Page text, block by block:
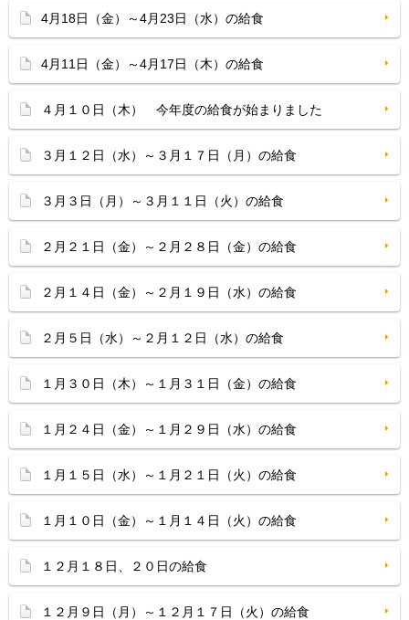
4月18日（金）～4月23日（水）の給食
4月11日（金）～4月17日（木）の給食
４月１０日（木） 今年度の給食が始まりました
３月１２日（水）～３月１７日（月）の給食
３月３日（月）～３月１１日（火）の給食
２月２１日（金）～２月２８日（金）の給食
２月１４日（金）～２月１９日（水）の給食
２月５日（水）～２月１２日（水）の給食
１月３０日（木）～１月３１日（金）の給食
１月２４日（金）～１月２９日（水）の給食
１月１５日（水）～１月２１日（火）の給食
１月１０日（金）～１月１４日（火）の給食
１２月１８日、２０日の給食
１２月９日（月）～１２月１７日（火）の給食